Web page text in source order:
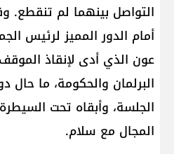
التواصل بينهما لم تنقطع.
أمام الدور المميز لرئيس
عون الذي أدى لإنقاذ
البرلمان والحكومة، ما
الجلسة، وأبقاه تحت
المجال مع سلام.